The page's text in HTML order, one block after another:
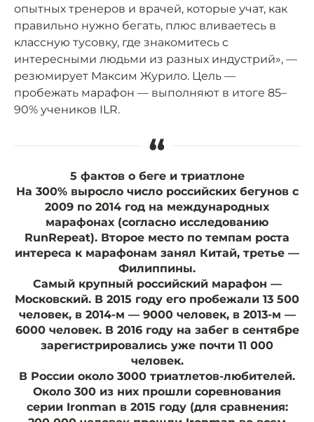
опытных тренеров и врачей, которые учат, как
правильно нужно бегать, плюс вливаетесь в
классную тусовку, где знакомитесь с
интересными людьми из разных индустрий», —
резюмирует Максим Журило. Цель —
пробежать марафон — выполняют в итоге 85–
90% учеников ILR.
“
5 фактов о беге и триатлоне
На 300%выросло число российских бегунов с
2009 по 2014 год на международных
марафонах (согласно исследованию
RunRepeat). Второе место по темпам роста
интереса к марафонам занял Китай, третье —
Филиппины.
Самый крупный российский марафон —
Московский. В 2015 году его пробежали 13 500
человек, в 2014-м — 9000 человек, в 2013-м —
6000 человек. В 2016 году на забег в сентябре
зарегистрировались уже почти 11 000
человек.
В России около 3000 триатлетов-любителей.
Около 300 из них прошли соревнования
серии Ironman в 2015 году (для сравнения: